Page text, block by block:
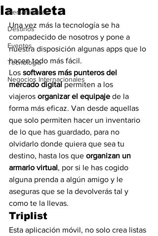
Herramientas
Destinos
Eventos
Tecnología
Negocios Internacionales
la maleta
Una vez más la tecnología se ha
compadecido de nosotros y pone a
nuestra disposición algunas apps que lo
hacen todo más fácil.
Los softwares más punteros del
mercado digital permiten a los
viajeros organizar el equipaje de la
forma más eficaz. Van desde aquellas
que solo permiten hacer un inventario
de lo que has guardado, para no
olvidarlo donde quiera que sea tu
destino, hasta los que organizan un
armario virtual, por si le has cogido
alguna prenda a algún amigo y le
aseguras que se la devolverás tal y
como te la llevas.
Triplist
Esta aplicación móvil, no solo crea listas